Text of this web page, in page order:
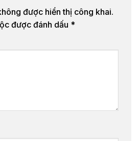
được hiển thị công khai.
được đánh dấu *